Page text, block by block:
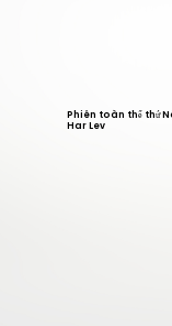
Phiên toàn thể thứ
Har Lev